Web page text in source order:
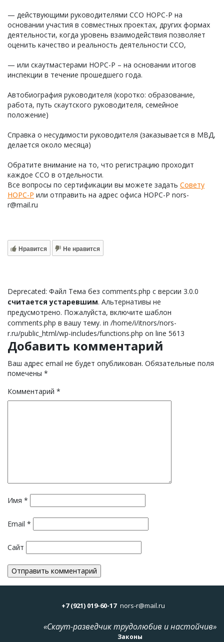
— действующими руководителями ССО НОРС-Р на
основании участия в совместных проектах, других формах
деятельности, когда уровень взаимодействия позволяет
оценить качество и реальность деятельности ССО,
— или скаутмастерами НОРС-Р – на основании итогов
инспекции в течение прошедшего года.
Автобиография руководителя (коротко: образование,
работа, путь скаутского руководителя, семейное
положение)
Справка о несудимости руководителя (заказывается в МВД,
делается около месяца)
Обратите внимание на то, что регистрацию проходит
каждое ССО в отдельности.
Все вопросы по сертификации вы можете задать Совету
НОРС-Р или отправить на адрес офиса НОРС-Р nors-
r@mail.ru
Нравится Не нравится
Deprecated: Файл Тема без comments.php с версии 3.0.0
считается устаревшим. Альтернативы не
предусмотрено. Пожалуйста, включите шаблон
comments.php в вашу тему. in /home/i/itnors/nors-
r.ru/public_html/wp-includes/functions.php on line 5613
Добавить комментарий
Ваш адрес email не будет опубликован. Обязательные поля
помечены *
Комментарий *
Имя *
Email *
Сайт
+7 (921) 019-60-17 nors-r@mail.ru
«Скаут-разведчик трудолюбив и настойчив»
Законы